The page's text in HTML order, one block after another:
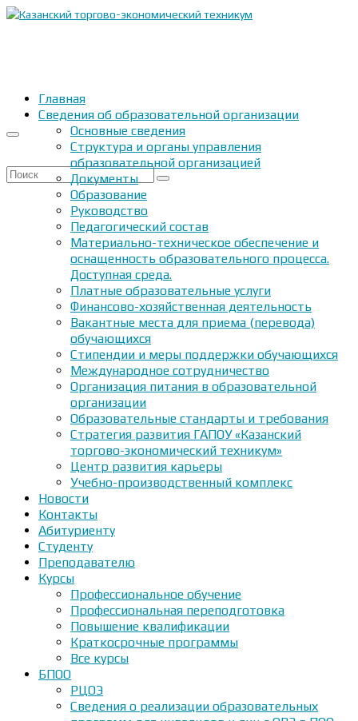
Искать:
Главная
Сведения об образовательной организации
Основные сведения
Структура и органы управления
образовательной организацией
Документы
Образование
Руководство
Педагогический состав
Материально-техническое обеспечение и
оснащенность образовательного процесса.
Доступная среда.
Платные образовательные услуги
Финансово-хозяйственная деятельность
Вакантные места для приема (перевода)
обучающихся
Стипендии и меры поддержки обучающихся
Международное сотрудничество
Организация питания в образовательной
организации
Образовательные стандарты и требования
Стратегия развития ГАПОУ «Казанский
торгово-экономический техникум»
Центр развития карьеры
Учебно-производственный комплекс
Новости
Контакты
Абитуриенту
Студенту
Преподавателю
Курсы
Профессиональное обучение
Профессиональная переподготовка
Повышение квалификации
Краткосрочные программы
Все курсы
БПОО
РЦОЭ
Сведения о реализации образовательных